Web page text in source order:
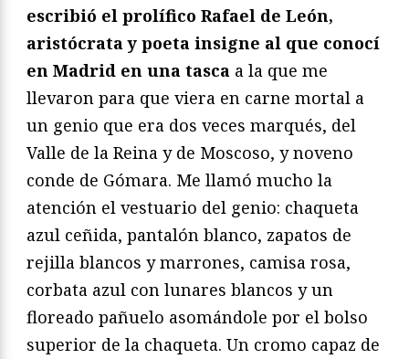
escribió el prolífico Rafael de León,
aristócrata y poeta insigne al que conocí
en Madrid en una tasca a la que me
llevaron para que viera en carne mortal a
un genio que era dos veces marqués, del
Valle de la Reina y de Moscoso, y noveno
conde de Gómara. Me llamó mucho la
atención el vestuario del genio: chaqueta
azul ceñida, pantalón blanco, zapatos de
rejilla blancos y marrones, camisa rosa,
corbata azul con lunares blancos y un
floreado pañuelo asomándole por el bolso
superior de la chaqueta. Un cromo capaz de